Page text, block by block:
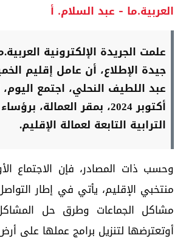
العربية.ما - عبد السلام. أ
علمت الجريدة الإلكترونية
جيدة الإطلاع، أن عامل إقليم
أكتوبر 2024، بمقر العمالة،
الترابية التابعة لعمالة الإقليم.
وحسب ذات المصادر، فإن الاجتماع
منتخبي الإقليم، يأتي في إطار
مشاكل الجماعات وطرق حل
أوتعترضها لتنزيل برامج عملها على